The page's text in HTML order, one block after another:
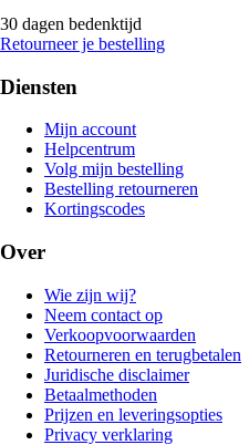
30 dagen bedenktijd
Retourneer je bestelling
Diensten
Mijn account
Helpcentrum
Volg mijn bestelling
Bestelling retourneren
Kortingscodes
Over
Wie zijn wij?
Neem contact op
Verkoopvoorwaarden
Retourneren en terugbetalen
Juridische disclaimer
Betaalmethoden
Prijzen en leveringsopties
Privacy verklaring